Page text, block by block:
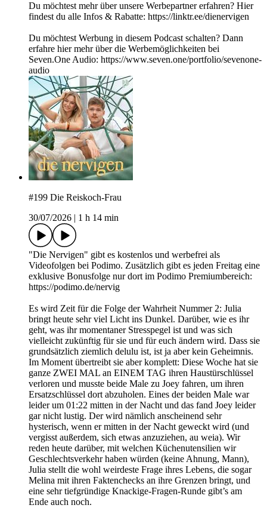
Du möchtest mehr über unsere Werbepartner erfahren? Hier
findest du alle Infos & Rabatte: https://linktr.ee/dienervigen
Du möchtest Werbung in diesem Podcast schalten? Dann
erfahre hier mehr über die Werbemöglichkeiten bei
Seven.One Audio: https://www.seven.one/portfolio/sevenone-
audio
#199 Die Reiskoch-Frau
30/07/2026
1 h 14 min
"Die Nervigen" gibt es kostenlos und werbefrei als
Videofolgen bei Podimo. Zusätzlich gibt es jeden Freitag eine
exklusive Bonusfolge nur dort im Podimo Premiumbereich:
https://podimo.de/nervig
Es wird Zeit für die Folge der Wahrheit Nummer 2: Julia
bringt heute sehr viel Licht ins Dunkel. Darüber, wie es ihr
geht, was ihr momentaner Stresspegel ist und was sich
vielleicht zukünftig für sie und für euch ändern wird. Dass sie
grundsätzlich ziemlich delulu ist, ist ja aber kein Geheimnis.
Im Moment übertreibt sie aber komplett: Diese Woche hat sie
ganze ZWEI MAL an EINEM TAG ihren Haustürschlüssel
verloren und musste beide Male zu Joey fahren, um ihren
Ersatzschlüssel dort abzuholen. Eines der beiden Male war
leider um 01:22 mitten in der Nacht und das fand Joey leider
gar nicht lustig. Der wird nämlich anscheinend sehr
hysterisch, wenn er mitten in der Nacht geweckt wird (und
vergisst außerdem, sich etwas anzuziehen, au weia). Wir
reden heute darüber, mit welchen Küchenutensilien wir
Geschlechtsverkehr haben würden (keine Ahnung, Mann),
Julia stellt die wohl weirdeste Frage ihres Lebens, die sogar
Melina mit ihren Faktenchecks an ihre Grenzen bringt, und
eine sehr tiefgründige Knackige-Fragen-Runde gibt’s am
Ende auch noch.